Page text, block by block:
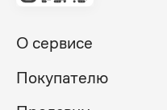
О сервисе
Покупателю